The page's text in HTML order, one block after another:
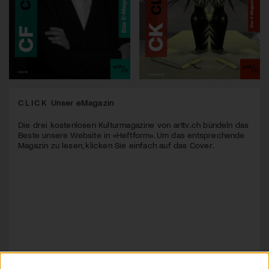
CLICK Unser eMagazin
Die drei kostenlosen Kulturmagazine von arttv.ch bündeln das
Beste unsere Website in «Heftform». Um das entsprechende
Magazin zu lesen, klicken Sie einfach auf das Cover.